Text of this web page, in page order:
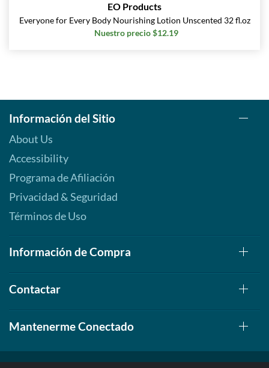
EO Products
Everyone for Every Body Nourishing Lotion Unscented 32 fl.oz
Nuestro precio $12.19
Información del Sitio
About Us
Accessibility
Programa de Afiliación
Privacidad & Seguridad
Términos de Uso
Información de Compra
Contactar
Mantenerme Conectado